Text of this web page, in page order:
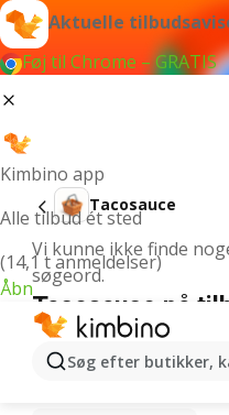
Aktuelle
Føj til Chrome – GRATIS
Kimbino app
Alle tilbud ét sted
(14,1 t anmeldelser)
Åbn
Søg efter butikker,
Tacosauce
Vi kunne ikke finde
søgeord.
Tacosauce på
købes?